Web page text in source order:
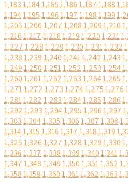
1,1831,1841,1851,1861,1871,188
1,1941,1951,1961,1971,1981,199
1,2051,2061,2071,2081,2091,210
1,2161,2171,2181,2191,2201,221
1,2271,2281,2291,2301,2311,232
1,2381,2391,2401,2411,2421,243
1,2491,2501,2511,2521,2531,254
1,2601,2611,2621,2631,2641,265
1,2711,2721,2731,2741,2751,276
1,2811,2821,2831,2841,2851,286
1,2921,2931,2941,2951,2961,297
1,3031,3041,3051,3061,3071,308
1,3141,3151,3161,3171,3181,319
1,3251,3261,3271,3281,3291,330
1,3361,3371,3381,3391,3401,341
1,3471,3481,3491,3501,3511,352
1,3581,3591,3601,3611,3621,363